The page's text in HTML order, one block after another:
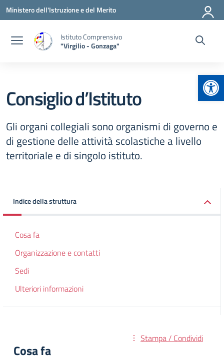
Vai ai contenuti
Vai al menu di navigazione
Vai al footer
Ministero dell'Istruzione e del Merito
Istituto Comprensivo
"Virgilio - Gonzaga"
Consiglio d’Istituto
Gli organi collegiali sono organismi di governo e
di gestione delle attività scolastiche a livello
territoriale e di singolo istituto.
Indice della struttura
Cosa fa
Organizzazione e contatti
Sedi
Ulteriori informazioni
Stampa / Condividi
Cosa fa